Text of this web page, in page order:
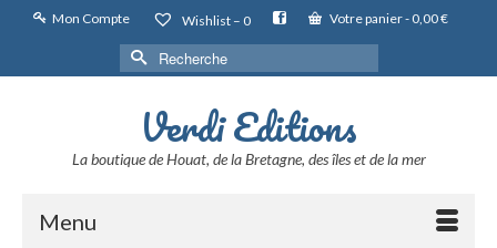
Mon Compte Wishlist – 0 Votre panier- 0,00€
Rechercher :
Verdi Editions
La boutique de Houat, de la Bretagne, des îles et de la mer
Menu